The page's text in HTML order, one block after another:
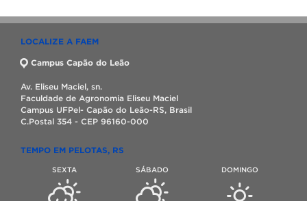
LOCALIZE A FAEM
Campus Capão do Leão
Av. Eliseu Maciel, sn.
Faculdade de Agronomia Eliseu Maciel
Campus UFPel- Capão do Leão-RS, Brasil
C.Postal 354 - CEP 96160-000
TEMPO EM PELOTAS, RS
SEXTA SÁBADO DOMINGO